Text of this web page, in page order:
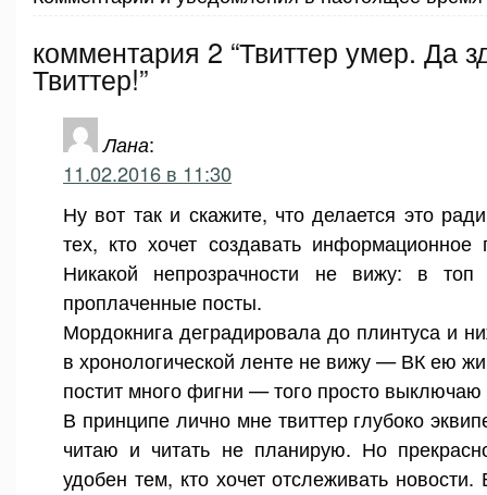
комментария 2 “Твиттер умер. Да
Твиттер!”
Лана:
11.02.2016 в 11:30
Ну вот так и скажите, что делается это
тех, кто хочет создавать информационное
Никакой непрозрачности не вижу: в топ
проплаченные посты.
Мордокнига деградировала до плинтуса и
в хронологической ленте не вижу — ВК ею
постит много фигни — того просто
В принципе лично мне твиттер глубоко
читаю и читать не планирую. Но
удобен тем, кто хочет отслеживать новости.